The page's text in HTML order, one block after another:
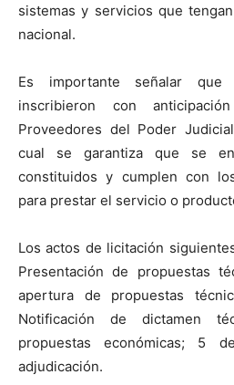
sistemas y servicios que
nacional.
Es importante señalar que
inscribieron con
Proveedores del Poder
cual se garantiza que se
constituidos y cumplen con
para prestar el servicio o
Los actos de licitación
Presentación de propuestas
apertura de propuestas
Notificación de dictamen
propuestas económicas; 5
adjudicación.